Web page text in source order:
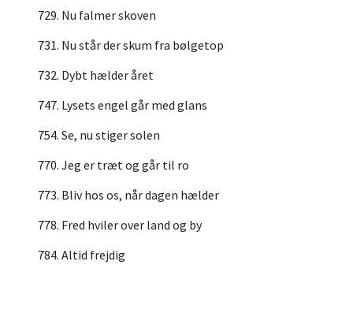
729. Nu falmer skoven
731. Nu står der skum fra bølgetop
732. Dybt hælder året
747. Lysets engel går med glans
754. Se, nu stiger solen
770. Jeg er træt og går til ro
773. Bliv hos os, når dagen hælder
778. Fred hviler over land og by
784. Altid frejdig